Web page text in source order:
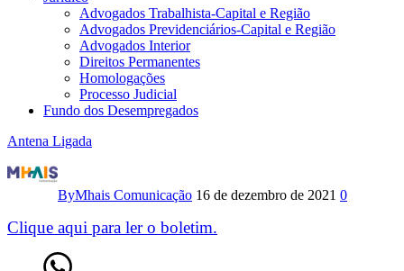
Advogados Trabalhista-Capital e Região
Advogados Previdenciários-Capital e Região
Advogados Interior
Direitos Permanentes
Homologações
Processo Judicial
Fundo dos Desempregados
Antena Ligada
Boletim
Antena
Ligada
ByMhais Comunicação 16 de dezembro de 2021 0
Clique aqui para ler o boletim.